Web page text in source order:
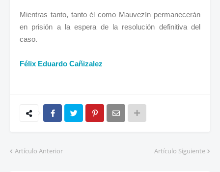
Mientras tanto, tanto él como Mauvezín permanecerán
en prisión a la espera de la resolución definitiva del
caso.
Félix Eduardo Cañizalez
Artículo Anterior Artículo Siguiente